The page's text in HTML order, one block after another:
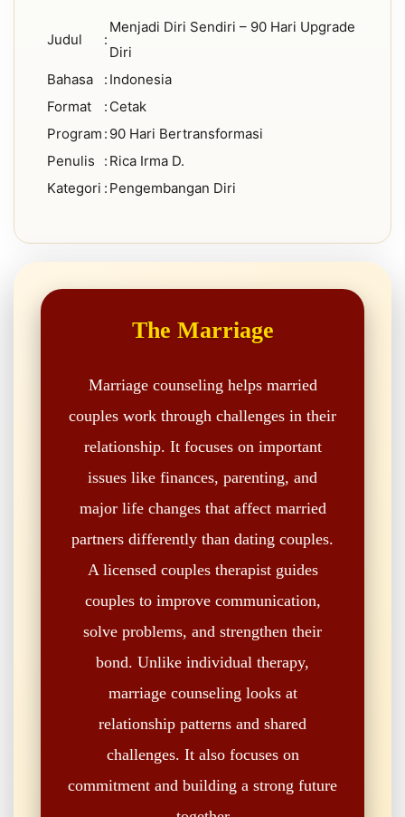
Judul :
Menjadi Diri Sendiri – 90 Hari Upgrade
Diri
Bahasa
: Indonesia
Format
: Cetak
Program : 90 Hari Bertransformasi
Penulis
: Rica Irma D.
Kategori : Pengembangan Diri
The Marriage
Marriage counseling helps married
couples work through challenges in their
relationship. It focuses on important
issues like finances, parenting, and
major life changes that affect married
partners differently than dating couples.
A licensed couples therapist guides
couples to improve communication,
solve problems, and strengthen their
bond. Unlike individual therapy,
marriage counseling looks at
relationship patterns and shared
challenges. It also focuses on
commitment and building a strong future